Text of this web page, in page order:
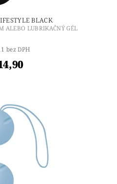
BLACK
ALEBO LUBRIKAČNÝ GÉL
bez DPH